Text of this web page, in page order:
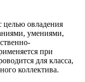
овладения
умениями,
при
для класса,
коллектива.